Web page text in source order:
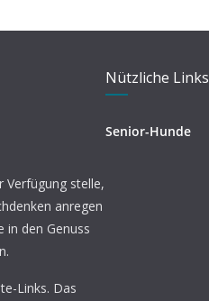
Verfügung stelle,
anregen
in den Genuss
Links. Das
Nützliche Links
Senior-Hunde